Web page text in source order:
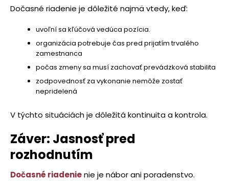
Dočasné riadenie je dôležité najmä vtedy, keď:
uvoľní sa kľúčová vedúca pozícia.
organizácia potrebuje čas pred prijatím trvalého
zamestnanca
počas zmeny sa musí zachovať prevádzková stabilita
zodpovednosť za vykonanie nemôže zostať
nepridelená
V týchto situáciách je dôležitá kontinuita a kontrola.
Záver: Jasnosť pred
rozhodnutím
Dočasné riadenienie je nábor ani poradenstvo.